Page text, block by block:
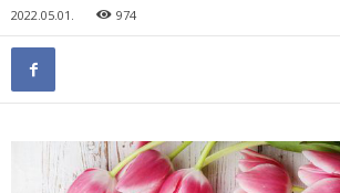
2022.05.01. 974